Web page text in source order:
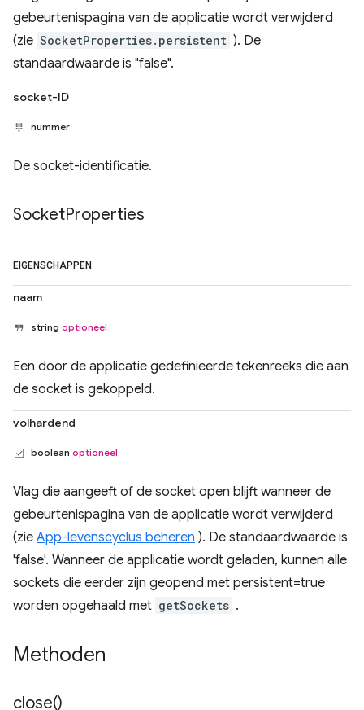
gebeurtenispagina van de applicatie wordt verwijderd
(zie SocketProperties.persistent ). De
standaardwaarde is "false".
socket-ID
nummer
De socket-identificatie.
SocketProperties
EIGENSCHAPPEN
naam
string optioneel
Een door de applicatie gedefinieerde tekenreeks die aan
de socket is gekoppeld.
volhardend
boolean optioneel
Vlag die aangeeft of de socket open blijft wanneer de
gebeurtenispagina van de applicatie wordt verwijderd
(zie App-levenscyclus beheren ). De standaardwaarde is
'false'. Wanneer de applicatie wordt geladen, kunnen alle
sockets die eerder zijn geopend met persistent=true
worden opgehaald met getSockets .
Methoden
close()